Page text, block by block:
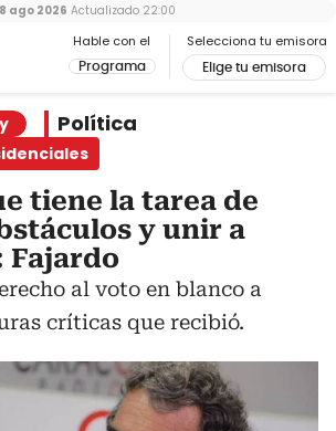
Hable con el
Programa
Selecciona tu emisora
Elige tu emisora
ago 2026 Actualizado 22:00
Política
tiene la tarea de
y unir a
Fajardo
al voto en blanco a
críticas que recibió.